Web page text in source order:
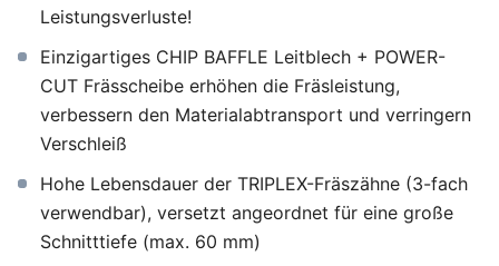
Leistungsverluste!
Einzigartiges CHIP BAFFLE Leitblech + POWER-
CUT Frässcheibe erhöhen die Fräsleistung,
verbessern den Materialabtransport und verringern
Verschleiß
Hohe Lebensdauer der TRIPLEX-Fräszähne (3-fach
verwendbar), versetzt angeordnet für eine große
Schnitttiefe (max. 60 mm)